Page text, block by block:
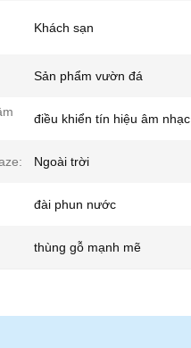
Khách sạn
Sản phẩm vườn đá
điều khiển tín hiệu âm nhạc
Ngoài trời
đài phun nước
thùng gỗ mạnh mẽ